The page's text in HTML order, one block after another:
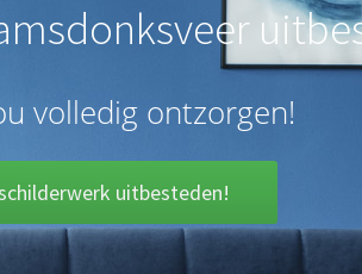
volledig ontzorgen!
uitbesteden!